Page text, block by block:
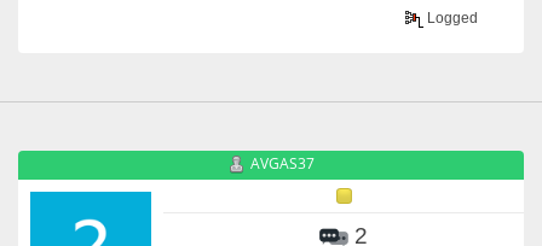
Logged
AVGAS37
2